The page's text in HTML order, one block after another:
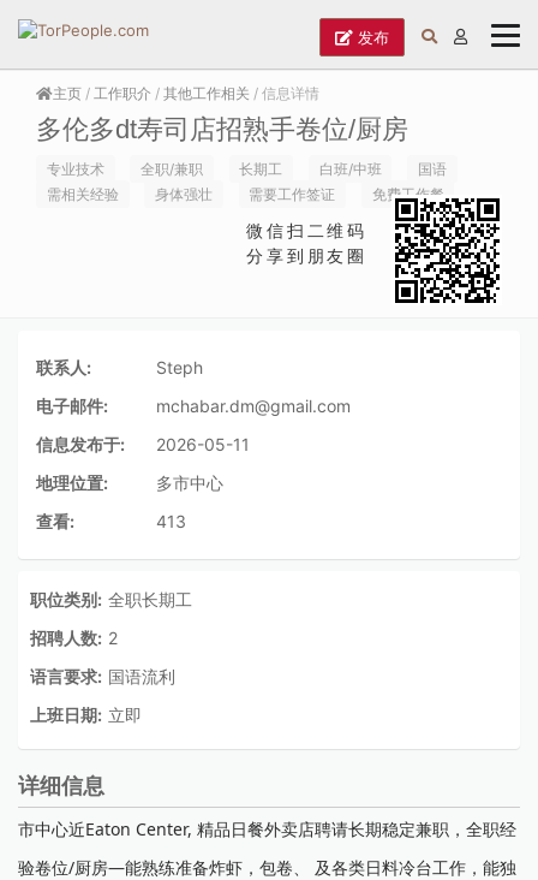
发布
主页 / 工作职介 / 其他工作相关 / 信息详情
多伦多dt寿司店招熟手卷位/厨房
专业技术 全职/兼职 长期工 白班/中班
国语
需相关经验
身体强壮 需要工作签证 免费工作餐
微信扫二维码
分享到朋友圈
联系人:
Steph
电子邮件:
mchabar.dm@gmail.com
信息发布于:
2026-05-11
地理位置:
多市中心
查看:
413
职位类别: 全职长期工
招聘人数: 2
语言要求: 国语流利
上班日期: 立即
详细信息
市中心近Eaton Center, 精品日餐外卖店聘请长期稳定兼职，全职经
验卷位/厨房—能熟练准备炸虾，包卷、 及各类日料冷台工作，能独